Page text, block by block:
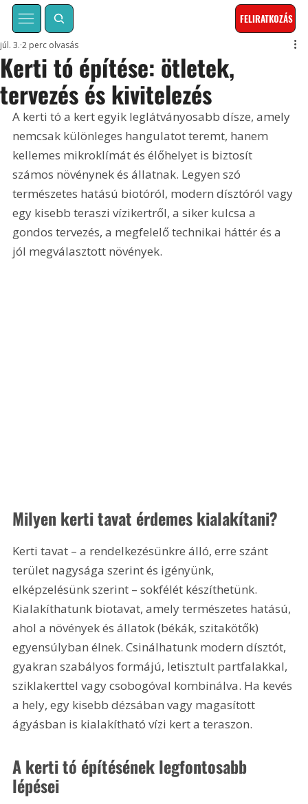
FELIRATKOZÁS
Kerti tó építése: ötletek,
tervezés és kivitelezés
júl. 3. 2 perc olvasás
A kerti tó a kert egyik leglátványosabb dísze, amely
nemcsak különleges hangulatot teremt, hanem
kellemes mikroklímát és élőhelyet is biztosít
számos növénynek és állatnak. Legyen szó
természetes hatású biotóról, modern dísztóról vagy
egy kisebb teraszi vízikertről, a siker kulcsa a
gondos tervezés, a megfelelő technikai háttér és a
jól megválasztott növények.
Milyen kerti tavat érdemes kialakítani?
Kerti tavat – a rendelkezésünkre álló, erre szánt
terület nagysága szerint és igényünk,
elképzelésünk szerint – sokfélét készíthetünk.
Kialakíthatunk biotavat, amely természetes hatású,
ahol a növények és állatok (békák, szitakötők)
egyensúlyban élnek. Csinálhatunk modern dísztót,
gyakran szabályos formájú, letisztult partfalakkal,
sziklakerttel vagy csobogóval kombinálva. Ha kevés
a hely, egy kisebb dézsában vagy magasított
ágyásban is kialakítható vízi kert a teraszon.
A kerti tó építésének legfontosabb
lépései